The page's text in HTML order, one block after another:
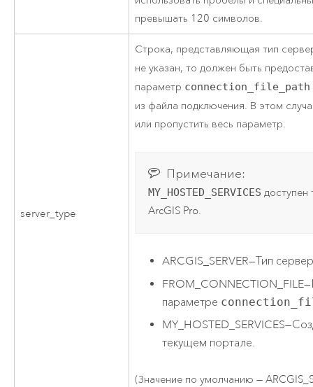
превышать 120 символов.
server_type
Строка, представляющая тип
не указан, то должен быть
параметр connection_file_path
из файла подключения. В этом
или пропустить весь параметр.
Примечание:
MY_HOSTED_SERVICES
ArcGIS Pro.
ARCGIS_SERVER—Тип
FROM_CONNECTION_FILE—
параметре
MY_HOSTED_SERVICES—
текущем портале.
(Значение по умолчанию —